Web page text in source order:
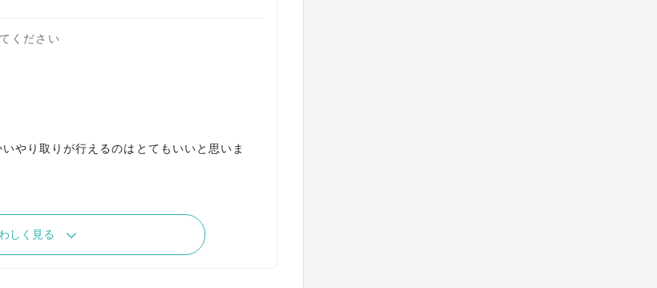
ください
やり取りが行えるのはとてもいいと思いま
しく見る